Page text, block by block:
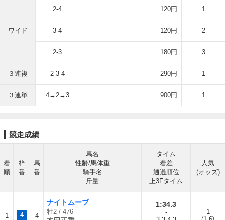
ワイド
2-4 120円 1
3-4 120円 2
2-3 180円 3
３連複 2-3-4 290円 1
３連単 4→2→3 900円 1
競走成績
着
順
枠
番
馬
番
馬名
性齢/馬体重
騎手名
斤量
タイム
着差
通過順位
上3Fタイム
人気
(オッズ)
1 4 4
ナイトムーブ
牡2 / 476
1:34.3
-
1